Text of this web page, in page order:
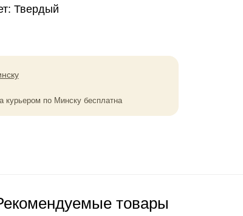
Твердый
курьером по Минску бесплатна
товары